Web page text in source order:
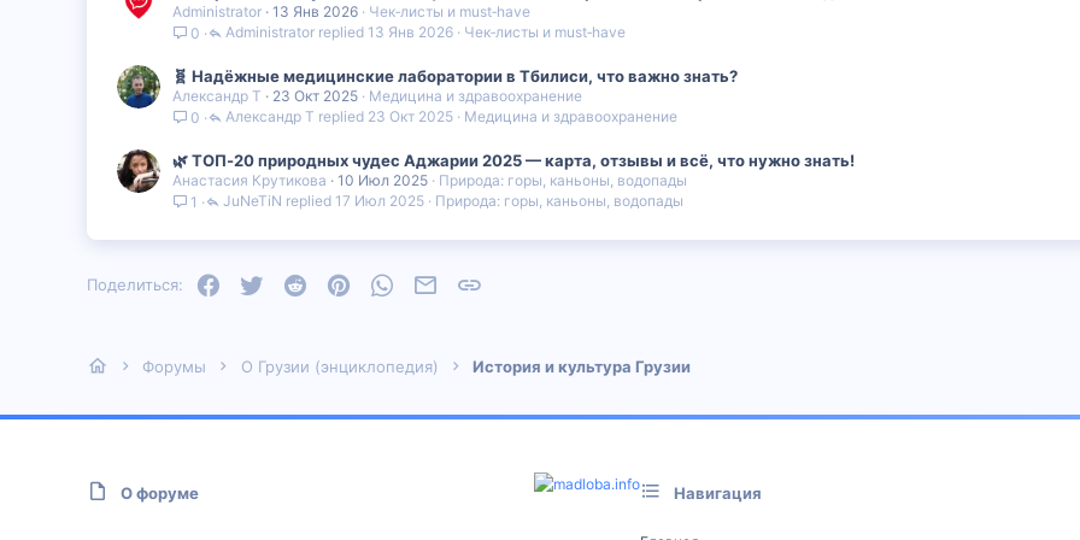
Administrator 13 Янв 2026
Чек‑листы и must‑have
0
Чек‑листы и must‑have
13 Янв 2026
Administrator
🧬 Надёжные медицинские лаборатории в Тбилиси, что важно знать?
Александр Т 23 Окт 2025
Медицина и здравоохранение
0
Медицина и здравоохранение
23 Окт 2025
Александр Т
🌿 ТОП‑20 природных чудес Аджарии 2025 — карта, отзывы и всё, что нужно знать!
Анастасия Крутикова 10 Июл 2025
Природа: горы, каньоны, водопады
1
Природа: горы, каньоны, водопады
17 Июл 2025
JuNeTiN
Поделиться: Facebook
Twitter Reddit PinterestWhatsAppЭлектронная почта
Форумы О Грузии (энциклопедия) История и культура Грузии
О форуме Навигация